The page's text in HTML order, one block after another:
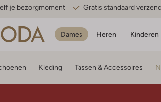
je bezorgmoment Gratis standaard
Dames Heren Kinderen
Kleding Tassen & Accessoires